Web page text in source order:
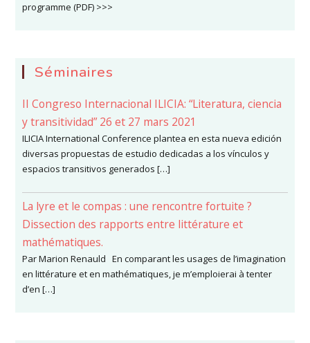
programme (PDF) >>>
Séminaires
II Congreso Internacional ILICIA: “Literatura, ciencia
y transitividad” 26 et 27 mars 2021
ILICIA International Conference plantea en esta nueva edición
diversas propuestas de estudio dedicadas a los vínculos y
espacios transitivos generados […]
La lyre et le compas : une rencontre fortuite ?
Dissection des rapports entre littérature et
mathématiques.
Par Marion Renauld En comparant les usages de l’imagination
en littérature et en mathématiques, je m’emploierai à tenter
d’en […]